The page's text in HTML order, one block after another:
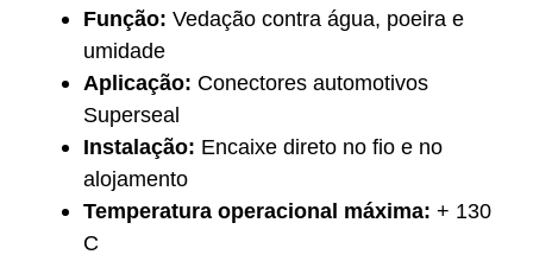
Função: Vedação contra água, poeira e
umidade
Aplicação: Conectores automotivos
Superseal
Instalação: Encaixe direto no fio e no
alojamento
Temperatura operacional máxima: + 130
C